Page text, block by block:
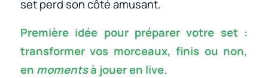
set perd son côté amusant.
Première idée pour préparer votre set :
transformer vos morceaux, finis ou non,
en momentsà jouer en live.